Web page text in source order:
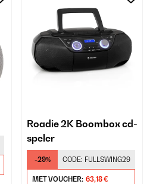
Roadie 2K Boombox cd-
speler
-29% CODE: FULLSWING29
MET VOUCHER: 63,18 €